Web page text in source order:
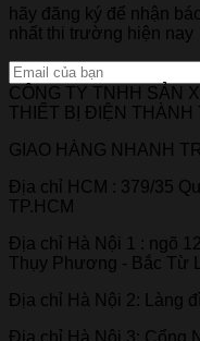
hãy đăng ký để nhận
nhất thi trường hiện nay
CÔNG TY TNHH SẢN
THIẾT BỊ ĐIỆN THÀNH
GIAO HÀNG NHANH
Địa chỉ HCM : 379/35
TP.HCM
Địa chỉ Hà Nội 1 : ngõ
Thụy Phương - Bắc Từ
Địa chỉ Hà Nội 2: Làng
Địa chỉ Hà Nội 3: Cổng